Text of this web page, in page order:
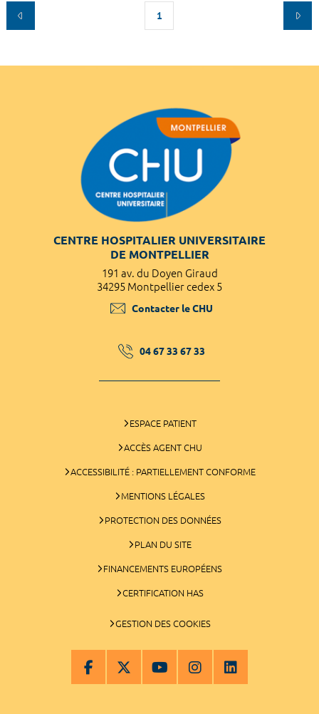
1
CENTRE HOSPITALIER UNIVERSITAIRE
DE MONTPELLIER
191 av. du Doyen Giraud
34295 Montpellier cedex 5
Contacter le CHU
04 67 33 67 33
ESPACE PATIENT
ACCÈS AGENT CHU
ACCESSIBILITÉ : PARTIELLEMENT CONFORME
MENTIONS LÉGALES
PROTECTION DES DONNÉES
PLAN DU SITE
FINANCEMENTS EUROPÉENS
CERTIFICATION HAS
GESTION DES COOKIES